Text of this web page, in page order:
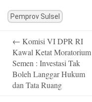
Pemprov Sulsel
navigation
← Komisi VI DPR RI
Kawal Ketat Moratorium
Semen : Investasi Tak
Boleh Langgar Hukum
dan Tata Ruang